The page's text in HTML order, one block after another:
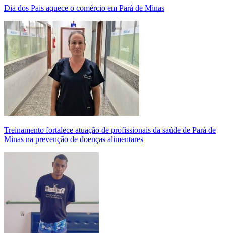
Dia dos Pais aquece o comércio em Pará de Minas
Treinamento fortalece atuação de profissionais da saúde de Pará de
Minas na prevenção de doenças alimentares